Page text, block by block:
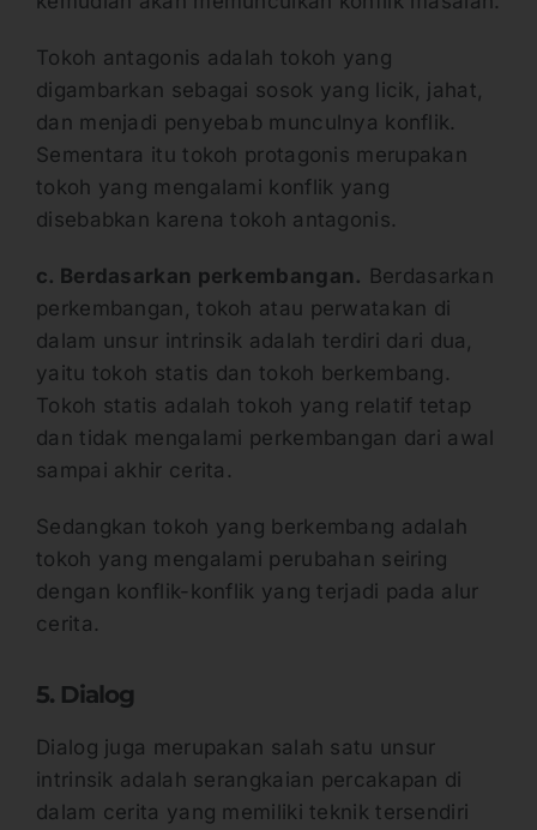
Tokoh antagonis adalah tokoh yang
digambarkan sebagai sosok yang licik, jahat,
dan menjadi penyebab munculnya konflik.
Sementara itu tokoh protagonis merupakan
tokoh yang mengalami konflik yang
disebabkan karena tokoh antagonis.
c. Berdasarkan perkembangan. Berdasarkan
perkembangan, tokoh atau perwatakan di
dalam unsur intrinsik adalah terdiri dari dua,
yaitu tokoh statis dan tokoh berkembang.
Tokoh statis adalah tokoh yang relatif tetap
dan tidak mengalami perkembangan dari awal
sampai akhir cerita.
Sedangkan tokoh yang berkembang adalah
tokoh yang mengalami perubahan seiring
dengan konflik-konflik yang terjadi pada alur
cerita.
5. Dialog
Dialog juga merupakan salah satu unsur
intrinsik adalah serangkaian percakapan di
dalam cerita yang memiliki teknik tersendiri